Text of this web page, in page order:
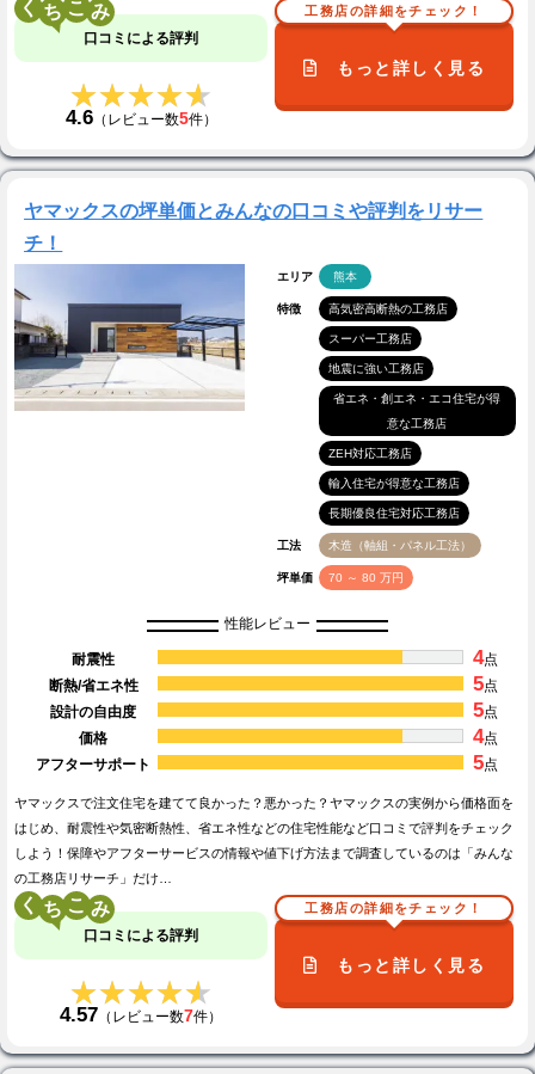
く こ
口コミによる評判
★★★★★
★★★★★
4.6（レビュー数5件）
工務店の詳細をチェック！
もっと詳しく見る
ヤマックスの坪単価とみんなの口コミや評判をリサー
チ！
エリア 熊本
特徴 高気密高断熱の工務店
スーパー工務店
地震に強い工務店
省エネ・創エネ・エコ住宅が得
意な工務店
ZEH対応工務店
輸入住宅が得意な工務店
長期優良住宅対応工務店
工法 木造（軸組・パネル工法）
坪単価 70 ～ 80 万円
性能レビュー
耐震性 4点
断熱/省エネ性
5点
設計の自由度
5点
価格
4点
アフターサポート
5点
ヤマックスで注文住宅を建てて良かった？悪かった？ヤマックスの実例から価格面を
はじめ、耐震性や気密断熱性、省エネ性などの住宅性能など口コミで評判をチェック
しよう！保障やアフターサービスの情報や値下げ方法まで調査しているのは「みんな
の工務店リサーチ」だけ…
く こ
口コミによる評判
★★★★★
★★★★★
4.57 （レビュー数7件）
工務店の詳細をチェック！
もっと詳しく見る